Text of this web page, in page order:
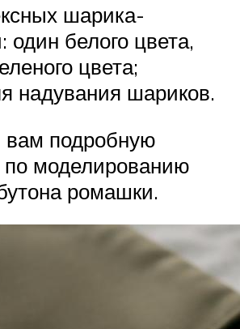
шарика-
один белого цвета,
цвета;
надувания шариков.
вам подробную
по моделированию
ромашки.